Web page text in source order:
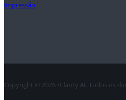
Impressão
Copyright © 2026 •Clarity AI. Todos os